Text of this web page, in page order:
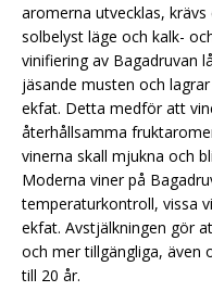
aromerna utvecklas,
solbelyst läge och kalk-
vinifiering av Bagadruvan
jäsande musten och
ekfat. Detta medför att
återhållsamma
vinerna skall mjukna och
Moderna viner på
temperaturkontroll, vissa
ekfat. Avstjälkningen gör
och mer tillgängliga, även
till 20 år.